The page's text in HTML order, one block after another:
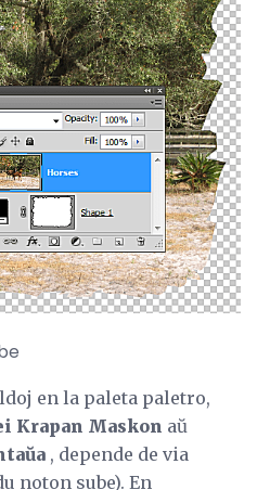
en la paleta paletro,
Krapan Maskon aŭ
, depende de via
noton sube). En